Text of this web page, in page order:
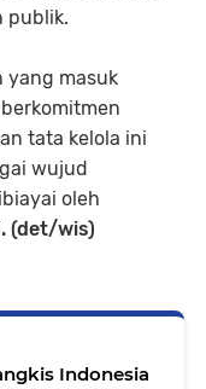
publik.
yang masuk
tata kelola ini
wujud
oleh
. (det/wis)
Indonesia